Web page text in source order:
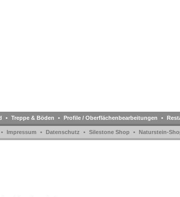
• Treppe & Böden • Profile / Oberflächenbearbeitungen •
• Impressum • Datenschutz • Silestone Shop • Naturstein-